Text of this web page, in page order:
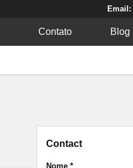
Email:
Contato Blog
Contact
Nome *